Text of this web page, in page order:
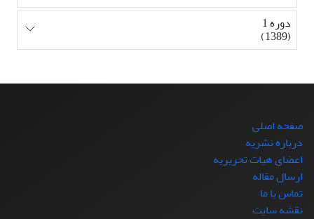
دوره 1
(1389)
صفحه اصلی
درباره نشریه
اعضای هیات تحریریه
ارسال مقاله
تماس با ما
نقشه سایت